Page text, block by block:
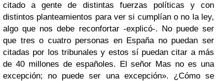
citado a gente de distintas fuerzas políticas y con
distintos planteamientos para ver si cumplían o no la ley,
algo que nos debe reconfortar -explicó-. No puede ser
que tres o cuatro personas en España no puedan ser
citadas por los tribunales y estos sí puedan citar a más
de 40 millones de españoles. El señor Mas no es una
excepción; no puede ser una excepción». ¿Cómo se